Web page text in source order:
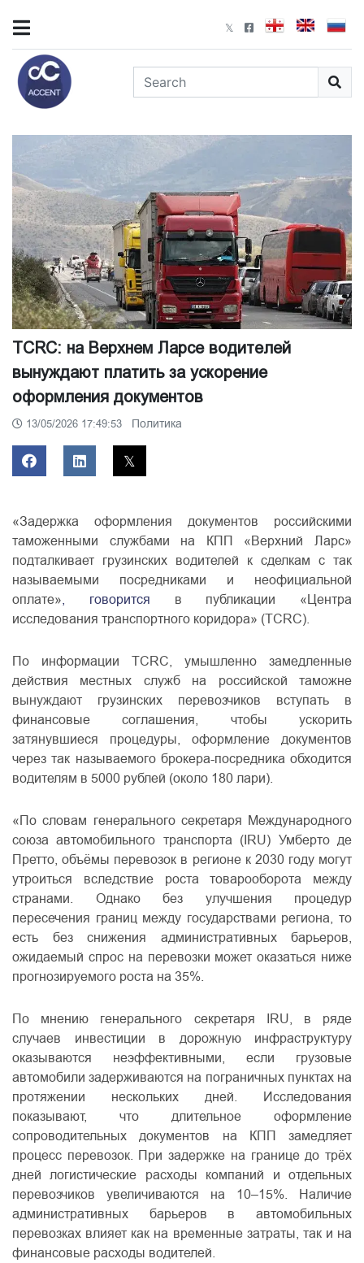
TCRC: на Верхнем Ларсе водителей
вынуждают платить за ускорение
оформления документов
13/05/2026 17:49:53 Политика
«Задержка оформления документов российскими
таможенными службами на КПП «Верхний Ларс»
подталкивает грузинских водителей к сделкам с так
называемыми посредниками и неофициальной
оплате», говорится в публикации «Центра
исследования транспортного коридора» (TCRC).
По информации TCRC, умышленно замедленные
действия местных служб на российской таможне
вынуждают грузинских перевозчиков вступать в
финансовые соглашения, чтобы ускорить
затянувшиеся процедуры, оформление документов
через так называемого брокера-посредника обходится
водителям в 5000 рублей (около 180 лари).
«По словам генерального секретаря Международного
союза автомобильного транспорта (IRU) Умберто де
Претто, объёмы перевозок в регионе к 2030 году могут
утроиться вследствие роста товарооборота между
странами. Однако без улучшения процедур
пересечения границ между государствами региона, то
есть без снижения административных барьеров,
ожидаемый спрос на перевозки может оказаться ниже
прогнозируемого роста на 35%.
По мнению генерального секретаря IRU, в ряде
случаев инвестиции в дорожную инфраструктуру
оказываются неэффективными, если грузовые
автомобили задерживаются на пограничных пунктах на
протяжении нескольких дней. Исследования
показывают, что длительное оформление
сопроводительных документов на КПП замедляет
процесс перевозок. При задержке на границе до трёх
дней логистические расходы компаний и отдельных
перевозчиков увеличиваются на 10–15%. Наличие
административных барьеров в автомобильных
перевозках влияет как на временные затраты, так и на
финансовые расходы водителей.